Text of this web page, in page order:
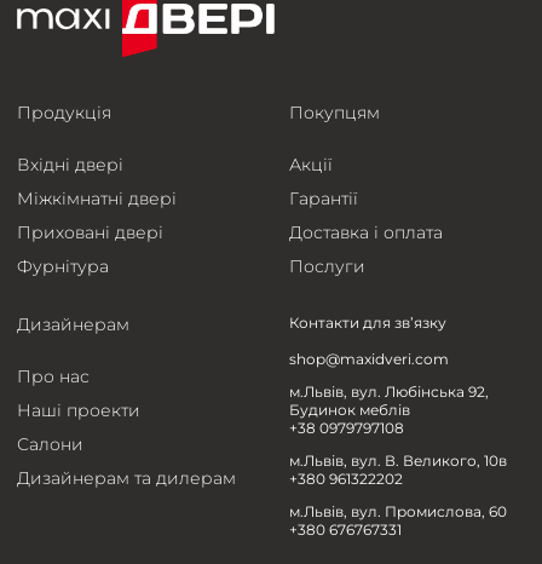
Продукція
Вхідні двері
Міжкімнатні двері
Приховані двері
Фурнітура
Покупцям
Акції
Гарантії
Доставка і оплата
Послуги
Дизайнерам
Про нас
Наші проекти
Салони
Дизайнерам та дилерам
Контакти для зв’язку
shop@maxidveri.com
м.Львів, вул. Любінська 92,
Будинок меблів
+38 0979797108
м.Львів, вул. В. Великого, 10в
+380 961322202
м.Львів, вул. Промислова, 60
+380 676767331